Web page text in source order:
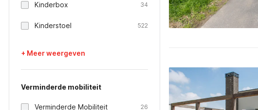
Kinderbox 34
Kinderstoel 522
+ Meer weergeven
Verminderde mobiliteit
Verminderde Mobiliteit 26